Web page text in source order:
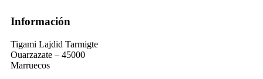
Información
Tigami Lajdid Tarmigte
Ouarzazate – 45000
Marruecos